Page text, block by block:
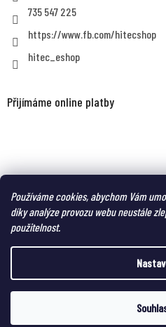
Používáme cookies, abychom Vám
díky analýze provozu webu neustále
použitelnost.
735 547 225
https://www.fb.com/hitecshop
hitec_eshop
Přijímáme online platby
MAGNUM eshop - taktická
HITEC-eshop